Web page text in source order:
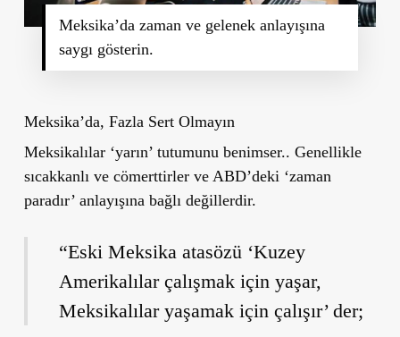
Meksika’da zaman ve gelenek anlayışına
saygı gösterin.
Meksika’da, Fazla Sert Olmayın
Meksikalılar ‘yarın’ tutumunu benimser.. Genellikle
sıcakkanlı ve cömerttirler ve ABD’deki ‘zaman
paradır’ anlayışına bağlı değillerdir.
“Eski Meksika atasözü ‘Kuzey
Amerikalılar çalışmak için yaşar,
Meksikalılar yaşamak için çalışır’ der;